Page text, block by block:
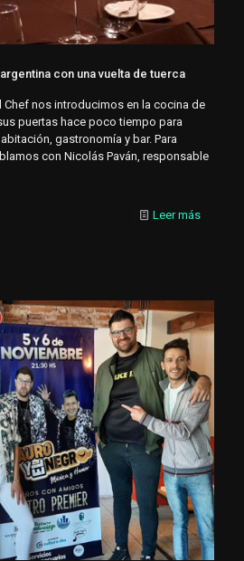
con una vuelta de tuerca
Chef nos introducimos en la cocina de
puertas hace poco tiempo para
gastronomía y bar. Para
con Nicolás Paván, responsable
Leer más